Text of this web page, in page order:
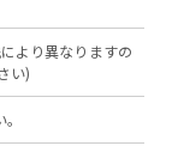
より異なりますの
い)